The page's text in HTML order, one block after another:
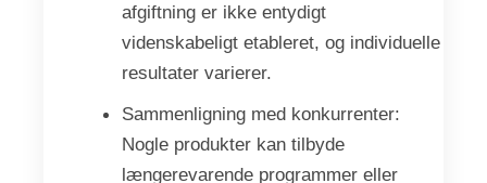
afgiftning er ikke entydigt
videnskabeligt etableret, og individuelle
resultater varierer.
Sammenligning med konkurrenter:
Nogle produkter kan tilbyde
længerevarende programmer eller